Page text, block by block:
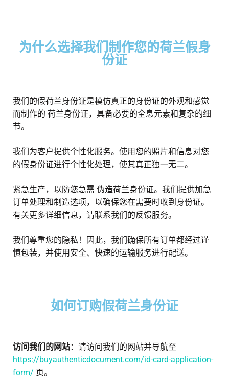
为什么选择我们制作您的荷兰假身
份证
我们的假荷兰身份证是模仿真正的身份证的外观和感觉
而制作的 荷兰身份证，具备必要的全息元素和复杂的细
节。
我们为客户提供个性化服务。使用您的照片和信息对您
的假身份证进行个性化处理，使其真正独一无二。
紧急生产，以防您急需 伪造荷兰身份证。我们提供加急
订单处理和制造选项，以确保您在需要时收到身份证。
有关更多详细信息，请联系我们的反馈服务。
我们尊重您的隐私！因此，我们确保所有订单都经过谨
慎包装，并使用安全、快速的运输服务进行配送。
如何订购假荷兰身份证
访问我们的网站：请访问我们的网站并导航至
https://buyauthenticdocument.com/id-card-application-
form/ 页。